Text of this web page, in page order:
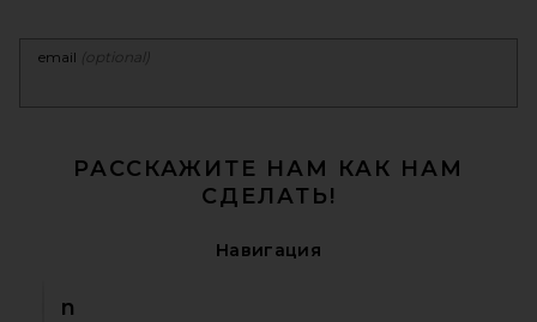
email (optional)
РАССКАЖИТЕ НАМ КАК НАМ
СДЕЛАТЬ!
Навигация
n